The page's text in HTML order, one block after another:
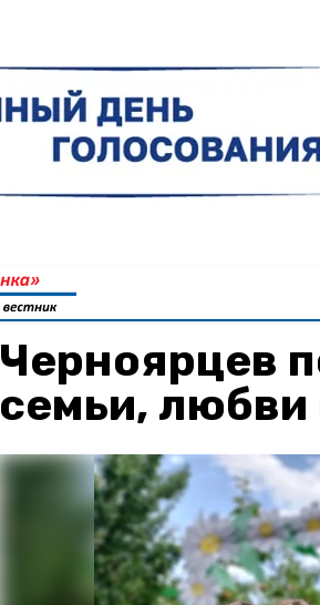
Черноярцев
семьи, любви